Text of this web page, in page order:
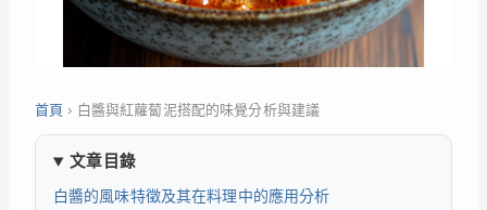
首頁 › 白醬與紅蘿蔔泥搭配的味覺分析與建議
文章目錄
白醬的風味特徵及其在料理中的應用分析